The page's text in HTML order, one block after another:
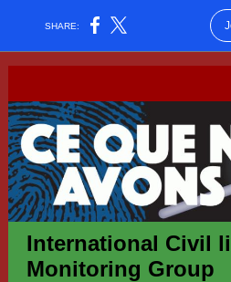
SHARE:
International Civil
Monitoring Group